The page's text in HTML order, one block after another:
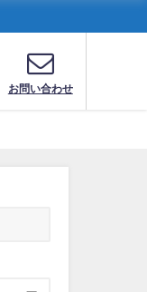
お問い合わせ